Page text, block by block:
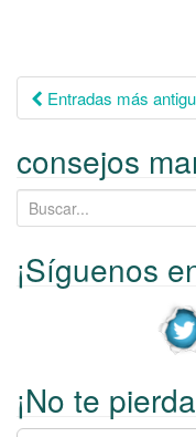
Ir a las
Entradas más
consejos
u
c
o
r
¡Síguenos
¡No te